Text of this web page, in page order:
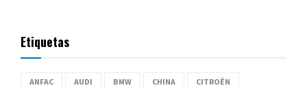
Etiquetas
ANFAC AUDI BMW CHINA CITROËN